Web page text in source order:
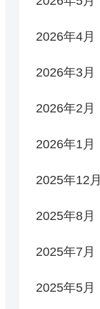
2026年4月
2026年3月
2026年2月
2026年1月
2025年12月
2025年8月
2025年7月
2025年5月